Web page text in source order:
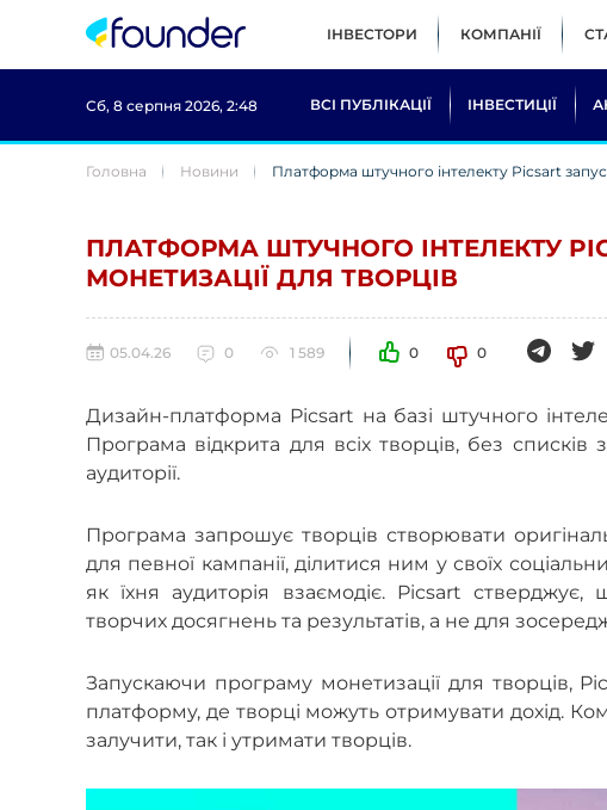
ІНВЕСТОРИ КОМПАНІЇ
Сб, 8 серпня 2026, 2:48 ВСІ ПУБЛІКАЦІЇ ІНВЕСТИЦІЇ
Головна Новини Платформа штучного інтелекту Picsart
ПЛАТФОРМА ШТУЧНОГО ІНТЕЛЕКТУ
МОНЕТИЗАЦІЇ ДЛЯ ТВОРЦІВ
05.04.26 0 1 589 0 0
Дизайн-платформа Picsart на базі штучного
Програма відкрита для всіх творців, без
аудиторії.
Програма запрошує творців створювати
для певної кампанії, ділитися ним у своїх
як їхня аудиторія взаємодіє. Picsart
творчих досягнень та результатів, а не для
Запускаючи програму монетизації для творців,
платформу, де творці можуть отримувати дохід.
залучити, так і утримати творців.